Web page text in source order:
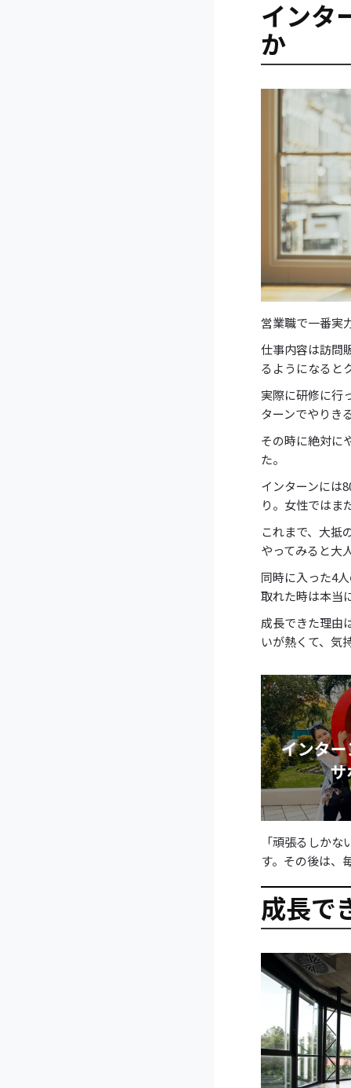
インタ
か
営業職で一番実
仕事内容は訪問
るようになると
実際に研修に行
ターンでやりき
その時に絶対に
た。
インターンには
り。女性ではま
これまで、大抵
やってみると大
同時に入った4
取れた時は本当
成長できた理由
いが熱くて、気
「頑張るしか
す。その後は、
成長で